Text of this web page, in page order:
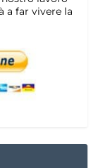
a far vivere la